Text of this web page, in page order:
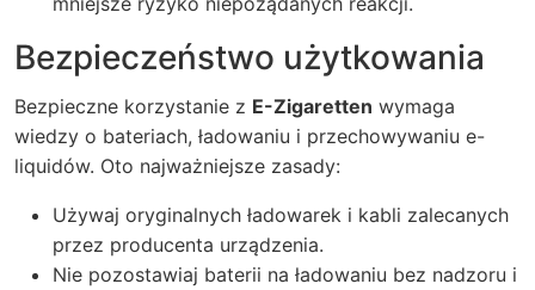
Bezpieczeństwo użytkowania
Bezpieczne korzystanie z E-Zigaretten wymaga
wiedzy o bateriach, ładowaniu i przechowywaniu e-
liquidów. Oto najważniejsze zasady:
Używaj oryginalnych ładowarek i kabli zalecanych
przez producenta urządzenia.
Nie pozostawiaj baterii na ładowaniu bez nadzoru i